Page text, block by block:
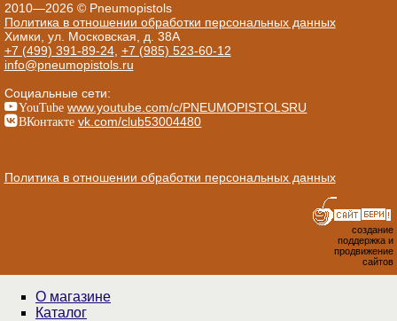
2010—2026 © Pneumopistols
Политика в отношении обработки персональных данных
Химки, ул. Московская, д. 38А
+7 (499) 391-89-24, +7 (985) 523-60-12
info@pneumopistols.ru
Социальные сети:
YouTube www.youtube.com/c/PNEUMOPISTOLSRU
ВКонтакте vk.com/club53004480
Политика в отношении обработки персональных данных
создание
поддержка и
продвижение
сайтов
О магазине
Каталог